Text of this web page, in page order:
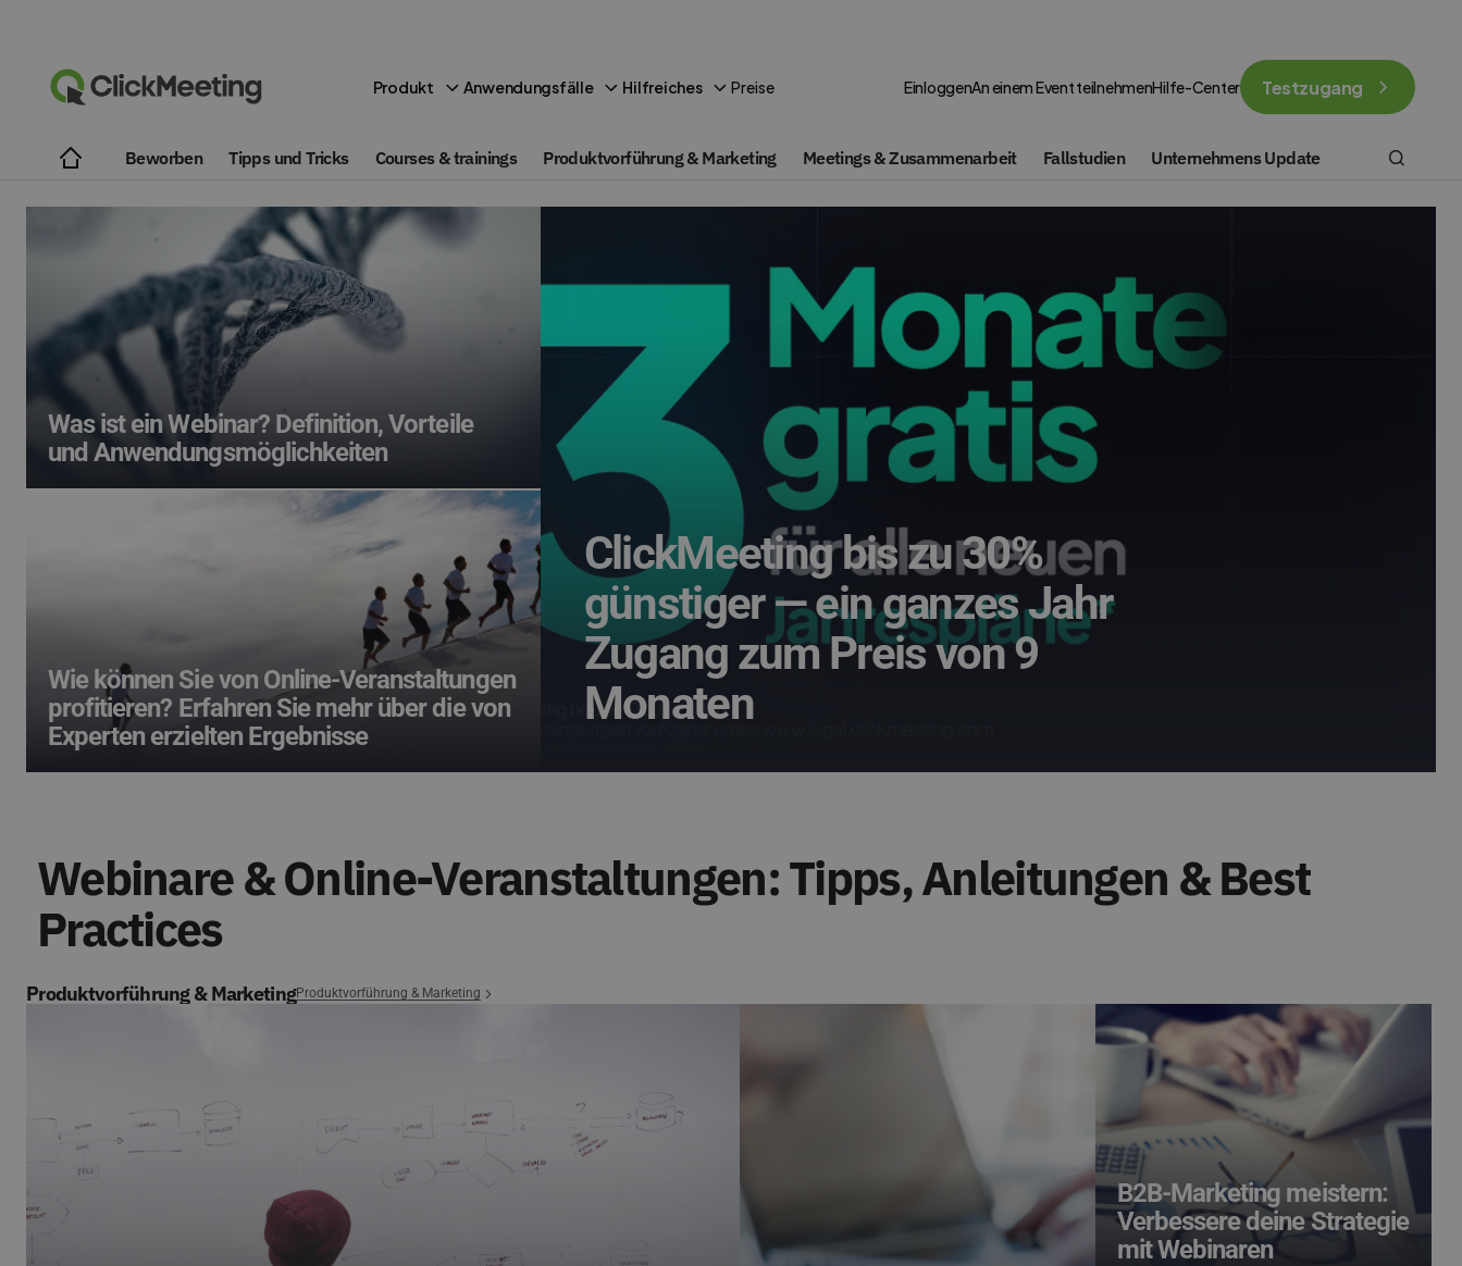
Produkt Anwendungsfälle Hilfreiches Preise EinloggenAn einem Event teilnehmenHilfe-Center Testzugang
Beworben Tipps und Tricks Courses & trainings Produktvorführung & Marketing Meetings & Zusammenarbeit Fallstudien Unternehmens Update
Was ist ein Webinar? Definition, Vorteile
und Anwendungsmöglichkeiten
Wie können Sie von Online-Veranstaltungen
profitieren? Erfahren Sie mehr über die von
Experten erzielten Ergebnisse
ClickMeeting bis zu 30%
günstiger — ein ganzes Jahr
Zugang zum Preis von 9
Monaten
Webinare & Online-Veranstaltungen: Tipps, Anleitungen & Best
Practices
Produktvorführung & MarketingProduktvorführung & Marketing
B2B-Marketing meistern:
Verbessere deine Strategie
mit Webinaren